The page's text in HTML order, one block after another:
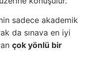
sadece akademik
da sınava en iyi
çok yönlü bir